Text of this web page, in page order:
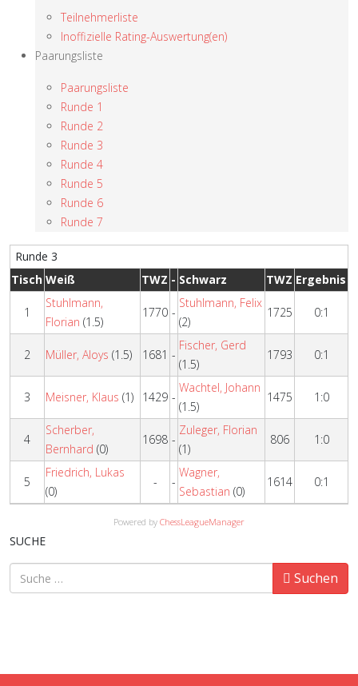
Teilnehmerliste
Inoffizielle Rating-Auswertung(en)
Paarungsliste
Paarungsliste
Runde 1
Runde 2
Runde 3
Runde 4
Runde 5
Runde 6
Runde 7
Runde 3
Tisch Weiß TWZ - Schwarz TWZ Ergebnis
1
Stuhlmann,
Florian (1.5)
1770 -
Stuhlmann, Felix
(2)
1725 0:1
2 Müller, Aloys (1.5) 1681 -
Fischer, Gerd
(1.5)
1793 0:1
3 Meisner, Klaus (1) 1429 -
Wachtel, Johann
(1.5)
1475 1:0
4
Scherber,
Bernhard (0)
1698 -
Zuleger, Florian
(1)
806 1:0
5
Friedrich, Lukas
(0)
- -
Wagner,
Sebastian (0)
1614 0:1
Powered by ChessLeagueManager
SUCHE
Suchen
Suchen